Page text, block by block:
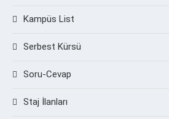
Kampüs List
Serbest Kürsü
Soru-Cevap
Staj İlanları